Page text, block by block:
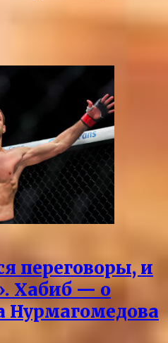
переговоры, и
Хабиб — о
Нурмагомедова